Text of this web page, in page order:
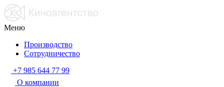
Меню
Производство
Сотрудничество
+7 985 644 77 99
О компании